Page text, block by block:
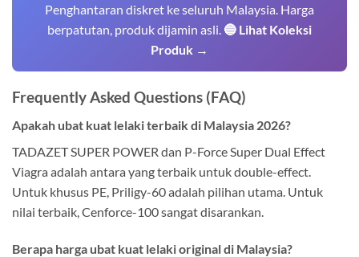
Penghantaran diskret ke seluruh Malaysia. Harga
berpatutan, produk dijamin asli. 🔵 Lihat Koleksi
Produk →
Frequently Asked Questions (FAQ)
Apakah ubat kuat lelaki terbaik di Malaysia 2026?
TADAZET SUPER POWER dan P-Force Super Dual Effect
Viagra adalah antara yang terbaik untuk double-effect.
Untuk khusus PE, Priligy-60 adalah pilihan utama. Untuk
nilai terbaik, Cenforce-100 sangat disarankan.
Berapa harga ubat kuat lelaki original di Malaysia?